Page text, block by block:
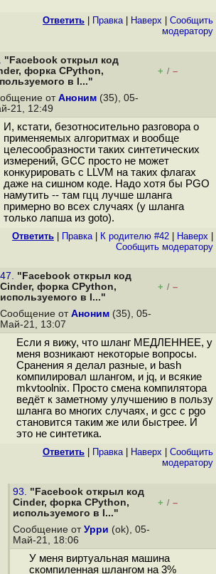
Ответить Правка| Наверх
Cообщить
модератору
"Facebook открыл код
форка CPython,
в I..."
+ / –
от Аноним (35), 05-
21, 12:49
И, кстати, безотносительно разговора о
применяемых алгоритмах и вообще
целесообразности таких синтетических
измерений, GCC просто не может
конкурировать с LLVM на таких флагах
даже на сишном коде. Надо хотя бы PGO
намутить -- там гцц лучше шланга
примерно во всех случаях (у шланга
только лапша из goto).
Ответить Правка| К родителю #42 Наверх
Cообщить модератору
47. "Facebook открыл код
Cinder, форка CPython,
используемого в I..."
+ / –
Сообщение от Аноним (35), 05-
Май-21, 13:07
Если я вижу, что шланг МЕДЛЕННЕЕ, у
меня возникают некоторые вопросы.
Сранения я делал разные, и bash
компилировал шлангом, и jq, и всякие
mkvtoolnix. Просто смена компилятора
ведёт к заметному улучшению в пользу
шланга во многих случаях, и gcc с pgo
становится таким же или быстрее. И
это не синтетика.
Ответить Правка| Наверх
Cообщить
модератору
93. "Facebook открыл код
Cinder, форка CPython,
используемого в I..."
+ / –
Сообщение от Урри (ok), 05-
Май-21, 18:06
У меня виртуальная машина
скомпиленная шлангом на 3%